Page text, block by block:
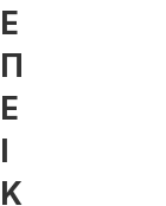
Ε
Π
Ε
Ι
Κ